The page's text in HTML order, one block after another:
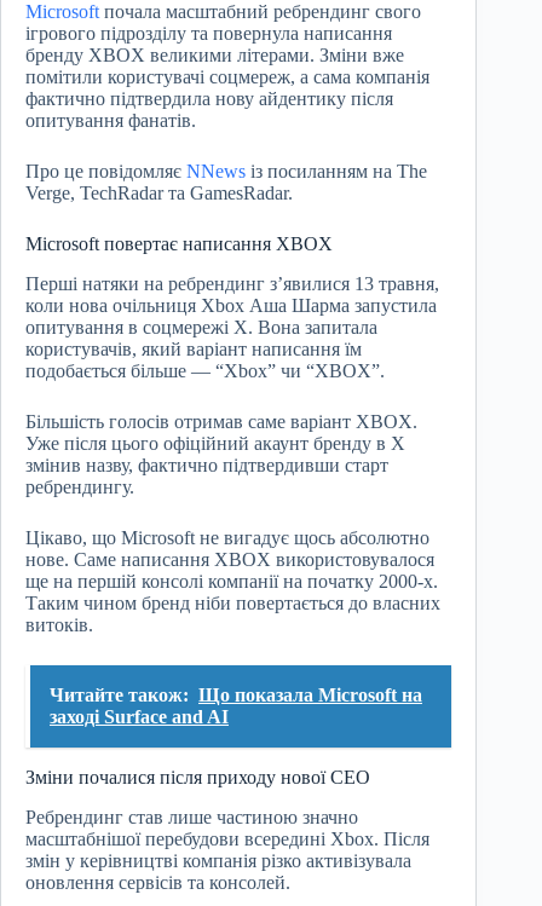
Microsoft почала масштабний ребрендинг свого
ігрового підрозділу та повернула написання
бренду XBOX великими літерами. Зміни вже
помітили користувачі соцмереж, а сама компанія
фактично підтвердила нову айдентику після
опитування фанатів.
Про це повідомляє NNews із посиланням на The
Verge, TechRadar та GamesRadar.
Microsoft повертає написання XBOX
Перші натяки на ребрендинг з’явилися 13 травня,
коли нова очільниця Xbox Аша Шарма запустила
опитування в соцмережі X. Вона запитала
користувачів, який варіант написання їм
подобається більше — “Xbox” чи “XBOX”.
Більшість голосів отримав саме варіант XBOX.
Уже після цього офіційний акаунт бренду в X
змінив назву, фактично підтвердивши старт
ребрендингу.
Цікаво, що Microsoft не вигадує щось абсолютно
нове. Саме написання XBOX використовувалося
ще на першій консолі компанії на початку 2000-х.
Таким чином бренд ніби повертається до власних
витоків.
Читайте також: Що показала Microsoft на
заході Surface and AI
Зміни почалися після приходу нової CEO
Ребрендинг став лише частиною значно
масштабнішої перебудови всередині Xbox. Після
змін у керівництві компанія різко активізувала
оновлення сервісів та консолей.